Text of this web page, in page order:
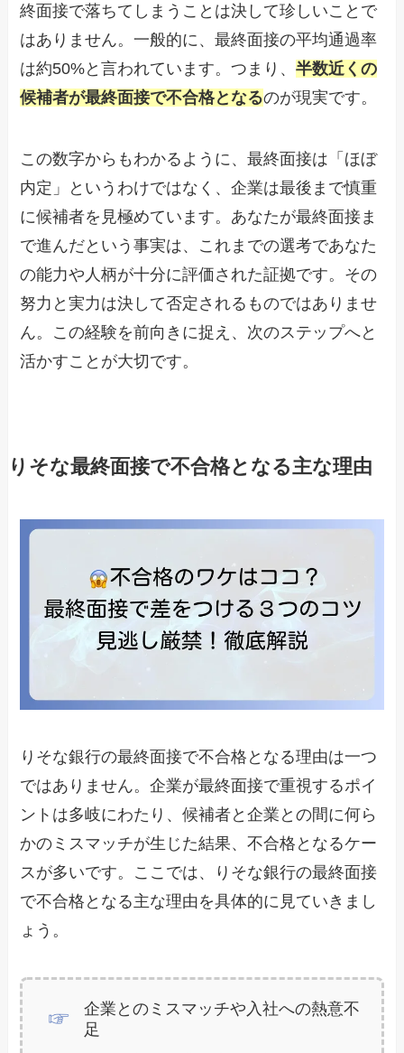
終面接で落ちてしまうことは決して珍しいことで
はありません。一般的に、最終面接の平均通過率
は約50%と言われています。つまり、半数近くの
候補者が最終面接で不合格となるのが現実です。
この数字からもわかるように、最終面接は「ほぼ
内定」というわけではなく、企業は最後まで慎重
に候補者を見極めています。あなたが最終面接ま
で進んだという事実は、これまでの選考であなた
の能力や人柄が十分に評価された証拠です。その
努力と実力は決して否定されるものではありませ
ん。この経験を前向きに捉え、次のステップへと
活かすことが大切です。
りそな最終面接で不合格となる主な理由
りそな銀行の最終面接で不合格となる理由は一つ
ではありません。企業が最終面接で重視するポイ
ントは多岐にわたり、候補者と企業との間に何ら
かのミスマッチが生じた結果、不合格となるケー
スが多いです。ここでは、りそな銀行の最終面接
で不合格となる主な理由を具体的に見ていきまし
ょう。
企業とのミスマッチや入社への熱意不
足